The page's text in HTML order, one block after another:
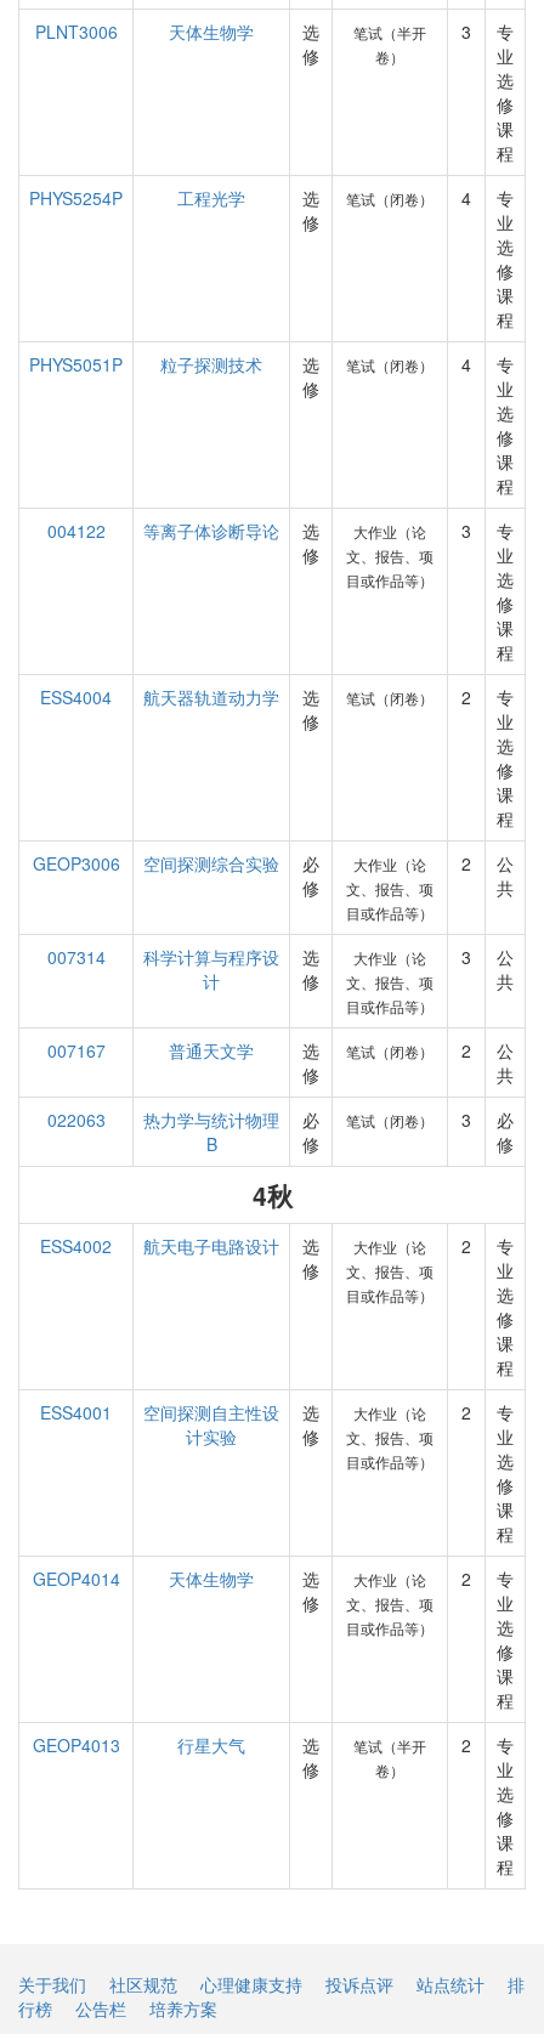
PLNT3006
天体生物学
选
修
笔试（半开
卷）
3
专
业
选
修
课
程
PHYS5254P
工程光学
选
修
笔试（闭卷） 4
专
业
选
修
课
程
PHYS5051P
粒子探测技术
选
修
笔试（闭卷） 4
专
业
选
修
课
程
004122
等离子体诊断导论
选
修
大作业（论
文、报告、项
目或作品等）
3
专
业
选
修
课
程
ESS4004
航天器轨道动力学
选
修
笔试（闭卷） 2
专
业
选
修
课
程
GEOP3006
空间探测综合实验
必
修
大作业（论
文、报告、项
目或作品等）
2
公
共
007314
科学计算与程序设
计
选
修
大作业（论
文、报告、项
目或作品等）
3
公
共
007167 普通天文学
选
修
笔试（闭卷） 2
公
共
022063
热力学与统计物理
B
必
修
笔试（闭卷） 3
必
修
4秋
ESS4002 航天电子电路设计
选
修
大作业（论
文、报告、项
目或作品等）
2
专
业
选
修
课
程
ESS4001
空间探测自主性设
计实验
选
修
大作业（论
文、报告、项
目或作品等）
2
专
业
选
修
课
程
GEOP4014
天体生物学
选
修
大作业（论
文、报告、项
目或作品等）
2
专
业
选
修
课
程
GEOP4013
行星大气
选
修
笔试（半开
卷）
2
专
业
选
修
课
程
关于我们 社区规范 心理健康支持 投诉点评 站点统计
排
行榜
公告栏
培养方案